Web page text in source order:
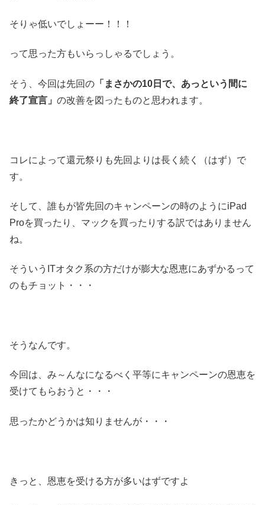
そりゃ低いでしょーー！！！
って思った方もいらっしゃるでしょう。
そう、今回は先回の 「まさかの10日で、あっという間に
終了宣言」 の改善を図ったものと思われます。
コレによって還元祭りも先回よりは長く続く（はず）で
す。
そして、誰もが皆先回のキャンペーンの時のようにiPad
Proを買ったり、マックを買ったりする訳ではありません
ね。
そういうITオタク系の方だけが膨大な恩恵にあずかるって
のもチョット・・・
そうなんです。
今回は、み～んなになるべく平等にキャンペーンの恩恵を
受けてもらおうと・・・
思ったかどうかは知りませんが・・・
きっと、恩恵を受ける方が多いはずですよ